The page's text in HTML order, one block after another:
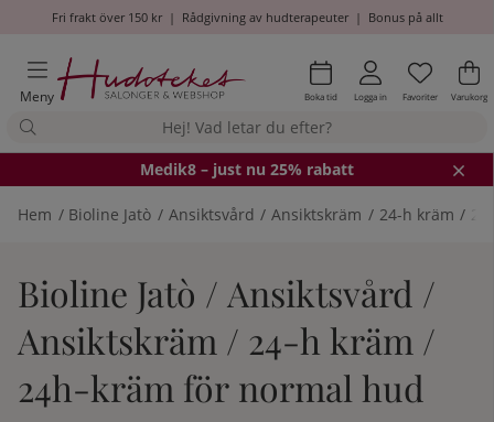
Fri frakt över 150 kr| Rådgivning av hudterapeuter| Bonus på allt
Meny Boka tid Logga in Antal i
.
Favoriter .
Varukorg
Medik8 – just nu 25% rabatt
Hem Bioline Jatò Ansiktsvård Ansiktskräm 24-h kräm
Bioline Jatò / Ansiktsvård /
Ansiktskräm / 24-h kräm /
24h-kräm för normal hud